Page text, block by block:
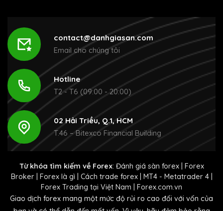
contact@danhgiasan.com
Email cho chúng tôi
Hotline
T2 - T6 (09:00 - 20:00)
02 Hải Triều, Q.1, HCM
T.46 – Bitexco Financial Building
Từ khóa tìm kiếm về Forex: Đánh giá sàn forex| Forex
Broker| Forex là gì Cách trade forex| MT4 - Metatrader 4|
Forex Trading tại Việt Nam
Forex.com.vn
Giao dịch forex mang một mức độ rủi ro cao đối với vốn của